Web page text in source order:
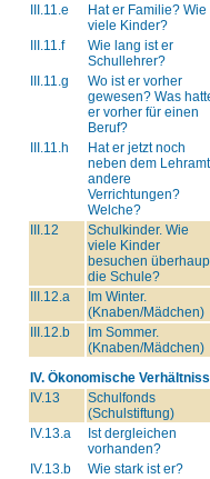
III.11.e
Hat er Familie? Wie
viele Kinder?
III.11.f
Wie lang ist er
Schullehrer?
III.11.g
Wo ist er vorher
gewesen? Was
er vorher für einen
Beruf?
III.11.h
Hat er jetzt noch
neben dem
andere
Verrichtungen?
Welche?
III.12
Schulkinder. Wie
viele Kinder
besuchen
die Schule?
III.12.a
Im Winter.
(Knaben/Mädchen)
III.12.b
Im Sommer.
(Knaben/Mädchen)
IV. Ökonomische
IV.13
Schulfonds
(Schulstiftung)
IV.13.a
Ist dergleichen
vorhanden?
IV.13.b
Wie stark ist er?